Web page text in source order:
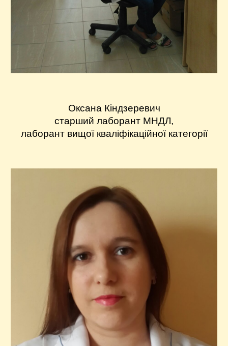
Оксана Кіндзеревич
старший лаборант МНДЛ,
лаборант вищої кваліфікаційної категорії